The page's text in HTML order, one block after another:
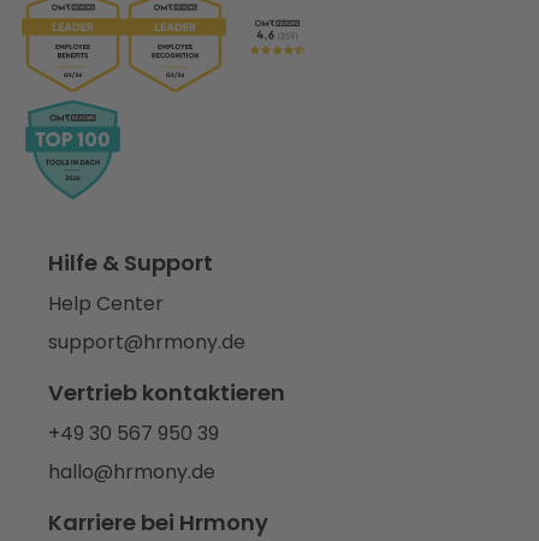
Hilfe & Support
Help Center
support@hrmony.de
Vertrieb kontaktieren
+49 30 567 950 39
hallo@hrmony.de
Karriere bei Hrmony